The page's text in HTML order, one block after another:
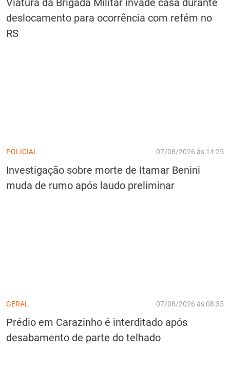
Viatura da Brigada Militar invade casa durante
deslocamento para ocorrência com refém no
RS
POLICIAL 07/08/2026 às 14:25
Investigação sobre morte de Itamar Benini
muda de rumo após laudo preliminar
GERAL 07/08/2026 às 08:35
Prédio em Carazinho é interditado após
desabamento de parte do telhado